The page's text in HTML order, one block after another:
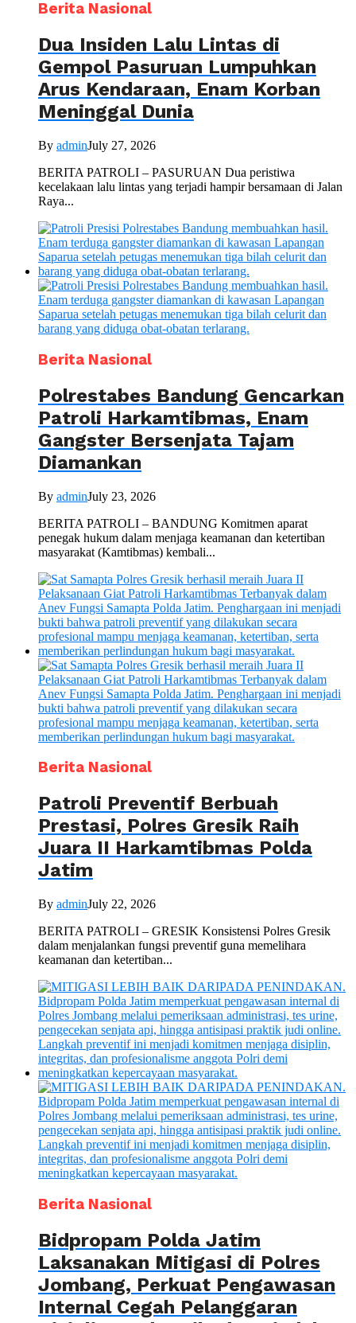
Berita Nasional
Dua Insiden Lalu Lintas di
Gempol Pasuruan Lumpuhkan
Arus Kendaraan, Enam Korban
Meninggal Dunia
By adminJuly 27, 2026
BERITA PATROLI – PASURUAN Dua peristiwa
kecelakaan lalu lintas yang terjadi hampir bersamaan di Jalan
Raya...
Berita Nasional
Polrestabes Bandung Gencarkan
Patroli Harkamtibmas, Enam
Gangster Bersenjata Tajam
Diamankan
By adminJuly 23, 2026
BERITA PATROLI – BANDUNG Komitmen aparat
penegak hukum dalam menjaga keamanan dan ketertiban
masyarakat (Kamtibmas) kembali...
Berita Nasional
Patroli Preventif Berbuah
Prestasi, Polres Gresik Raih
Juara II Harkamtibmas Polda
Jatim
By adminJuly 22, 2026
BERITA PATROLI – GRESIK Konsistensi Polres Gresik
dalam menjalankan fungsi preventif guna memelihara
keamanan dan ketertiban...
Berita Nasional
Bidpropam Polda Jatim
Laksanakan Mitigasi di Polres
Jombang, Perkuat Pengawasan
Internal Cegah Pelanggaran